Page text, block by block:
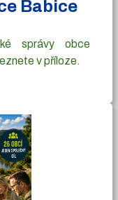
Babice
správy obce
v příloze.